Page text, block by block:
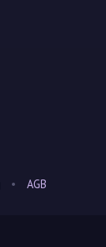
• AGB